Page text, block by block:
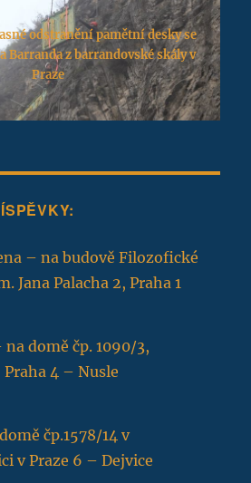
odstranění pamětní desky se
Barranda z barrandovské skály v
Praze
– na budově Filozofické
Jana Palacha 2, Praha 1
na domě čp. 1090/3,
Praha 4 – Nusle
čp.1578/14 v
v Praze 6 – Dejvice